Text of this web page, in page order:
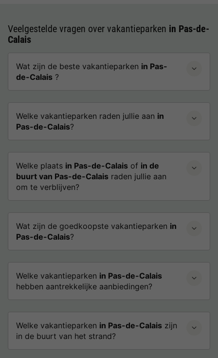
Veelgestelde vragen over vakantieparken in Pas-de-
Calais
Wat zijn de beste vakantieparken in Pas-
de-Calais ?
Welke vakantieparken raden jullie aan in
Pas-de-Calais?
Welke plaats in Pas-de-Calais of in de
buurt van Pas-de-Calais raden jullie aan
om te verblijven?
Wat zijn de goedkoopste vakantieparken in
Pas-de-Calais?
Welke vakantieparken in Pas-de-Calais
hebben aantrekkelijke aanbiedingen?
Welke vakantieparken in Pas-de-Calais zijn
in de buurt van het strand?